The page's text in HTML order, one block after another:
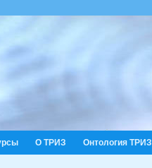
О ТРИЗ Онтология ТРИЗ